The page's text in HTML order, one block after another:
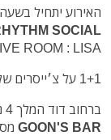
האירוע יתחיל בשעה 22:00 ברחוב כיכר העצמאות 13
SOCIAL
ROOM : LISA
1+1 על צ׳ייסרים של טקילה אביון והפתעות נוספות
ברחוב דוד המלך 4 נתניה
GOON'S BAR